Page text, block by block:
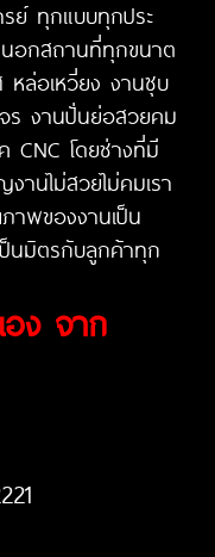
ย์ ทุกแบบทุกประ
นอกสถานที่ทุกขนาต
ล่อเหวี่ยง งานซุบ
งานปั่นย่อสวยคม
CNC โดยช่างที่มี
นไม่สวยไม่คมเรา
พของงานเป็น
นมิตรกับลูกค้าทุก
ง จาก